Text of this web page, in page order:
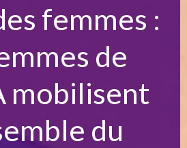
femmes :
de
mobilisent
du